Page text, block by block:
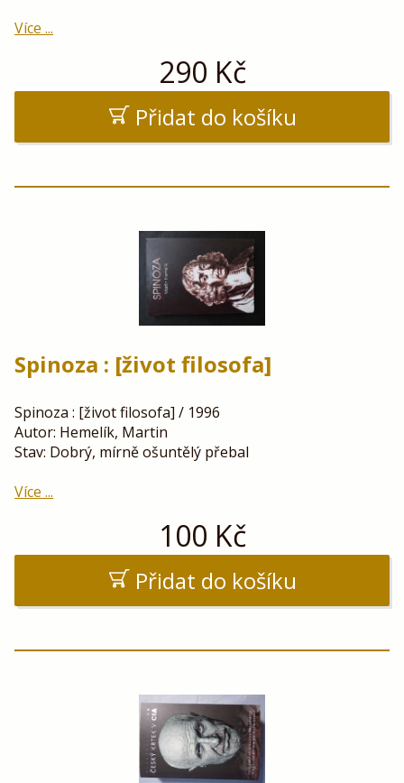
Více ...
290 Kč
Přidat do košíku
Spinoza : [život filosofa]
Spinoza : [život filosofa] / 1996
Autor: Hemelík, Martin
Stav: Dobrý, mírně ošuntělý přebal
Více ...
100 Kč
Přidat do košíku